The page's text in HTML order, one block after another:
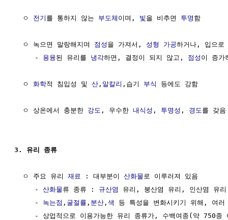
  ㅇ
전기 를 통하지 않는 부도체 이며, 빛 을 비추면 투명 함
  ㅇ 녹으면 말랑해지며
점성 을 가져서, 성형 가공하거나, 입으
     -
용융된 유리를 냉각하면, 결정이 되지 않고, 점성 이 증가
  ㅇ
화학적 침입성 및 산 , 알칼리 ,습기 부식 등에도 강함
  ㅇ 상온에서 충분한
강도 , 우수한 내식성 , 투명성 , 경도 를 갖음
3. 유리 종류
  ㅇ 주요 유리
재료 : 대부분이 산화물 로 이루러져 있음
     -
산화물류 종류 : 규산염
유리, 붕산염 유리, 인산염 유
     -
녹는점 , 굴절률 , 분산 , 색
등 특성을 변화시키기 위해, 여
- 상업적으로 이용가능한 유리 종류가, 수백여종(약 750종